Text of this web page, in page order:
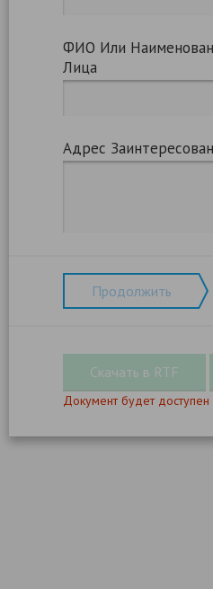
ФИО Или
Лица
Адрес
Продолжить
Документ будет доступен